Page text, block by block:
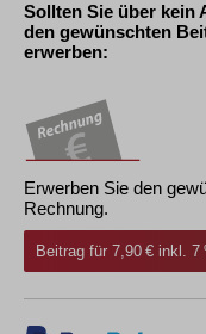
Sollten Sie über kein
den gewünschten
erwerben:
Erwerben Sie den
Rechnung.
Beitrag für 7,90 € inkl.